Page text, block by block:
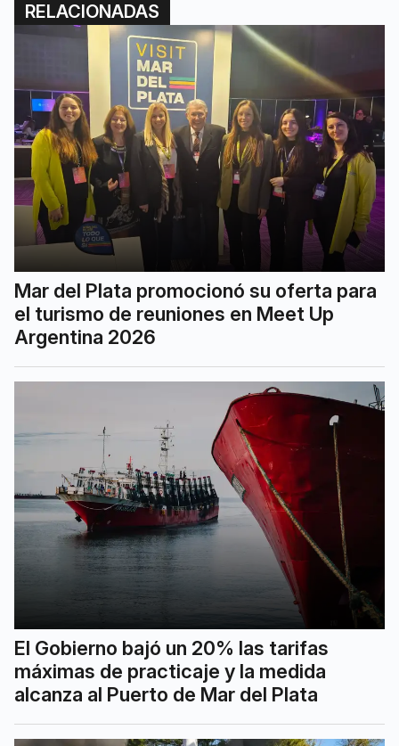
RELACIONADAS
Mar del Plata promocionó su oferta para
el turismo de reuniones en Meet Up
Argentina 2026
El Gobierno bajó un 20% las tarifas
máximas de practicaje y la medida
alcanza al Puerto de Mar del Plata